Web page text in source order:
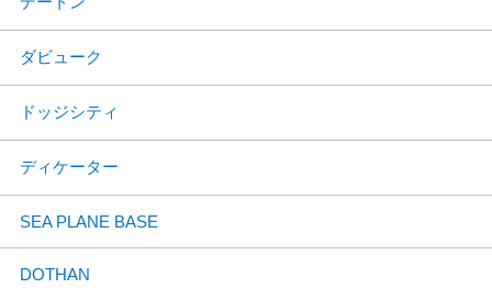
ダビューク
ドッジシティ
ディケーター
SEA PLANE BASE
DOTHAN